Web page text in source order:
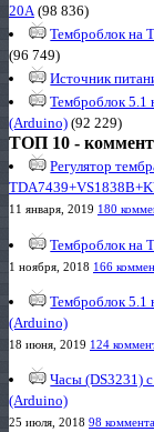
20А(98 836)
Темброблок на
(96 749)
Источник
Темброблок 5.1
(Arduino) (92 229)
ТОП 10 -
Регулятор
11 января, 2019 180
Темброблок на
1 ноября, 2018 166
Темброблок 5.1
(Arduino)
18 июня, 2019 124
Часы (DS3231)
(Arduino)
25 июля, 2018 98